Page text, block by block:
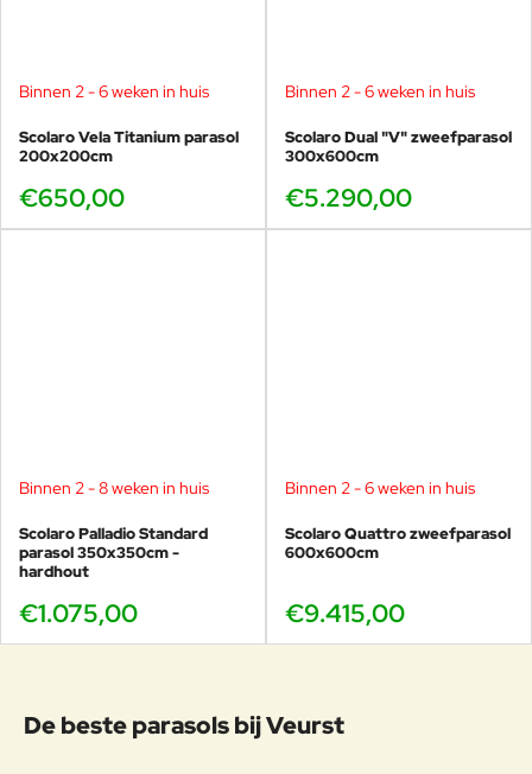
Binnen 2 - 6 weken in huis
Scolaro Vela Titanium parasol
200x200cm
€650,00
Binnen 2 - 6 weken in huis
Scolaro Dual "V" zweefparasol
300x600cm
€5.290,00
Binnen 2 - 8 weken in huis
Scolaro Palladio Standard
parasol 350x350cm -
hardhout
€1.075,00
Binnen 2 - 6 weken in huis
Scolaro Quattro zweefparasol
600x600cm
€9.415,00
De beste parasols bij Veurst